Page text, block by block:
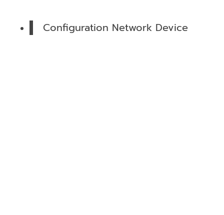
Configuration Network Device